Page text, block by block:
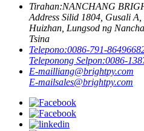
Tirahan:NANCHANG
Address Silid 1804, Gusali
Huizhan, Lungsod ng
Tsina
Telepono:0086-791-
Teleponong Selpon:0086-
E-mailliang@brightpy.com
E-mailsales@brightpy.com